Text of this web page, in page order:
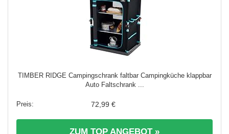
TIMBER RIDGE Campingschrank faltbar Campingküche klappbar
Auto Faltschrank ...
72,99 €
ZUM TOP ANGEBOT »